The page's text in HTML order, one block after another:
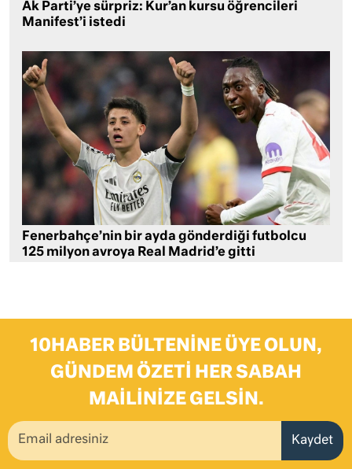
Ak Parti’ye sürpriz: Kur’an kursu öğrencileri
Manifest’i istedi
Fenerbahçe’nin bir ayda gönderdiği futbolcu
125 milyon avroya Real Madrid’e gitti
10HABER BÜLTENINE ÜYE OLUN,
GÜNDEM ÖZETI HER SABAH
MAILINIZE GELSIN.
Kaydet